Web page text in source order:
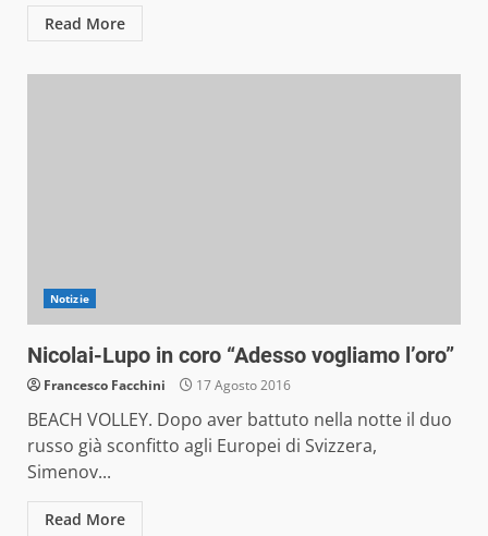
Read More
Notizie
Nicolai-Lupo in coro “Adesso vogliamo l’oro”
Francesco Facchini 17 Agosto 2016
BEACH VOLLEY. Dopo aver battuto nella notte il duo
russo già sconfitto agli Europei di Svizzera,
Simenov...
Read More